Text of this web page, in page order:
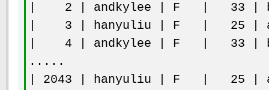
| 2 | andkylee | F | 33 |
| 3 | hanyuliu | F | 25 |
| 4 | andkylee | F | 33 |
.....
| 2043 | hanyuliu | F | 25 |